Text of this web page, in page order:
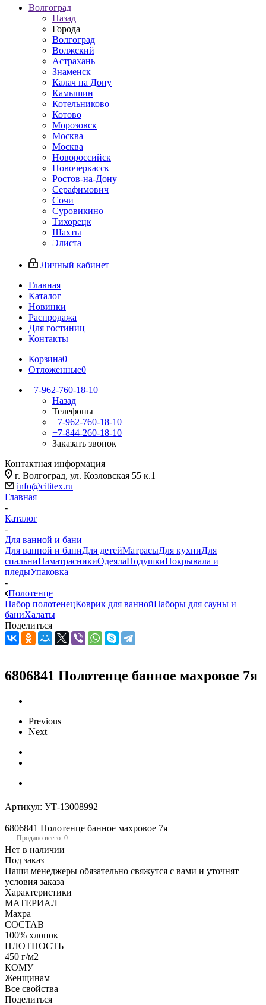
Волгоград
Назад
Города
Волгоград
Волжский
Астрахань
Знаменск
Калач на Дону
Камышин
Котельниково
Котово
Морозовск
Москва
Москва
Новороссийск
Новочеркасск
Ростов-на-Дону
Серафимович
Сочи
Суровикино
Тихорецк
Шахты
Элиста
Личный кабинет
Главная
Каталог
Новинки
Распродажа
Для гостиниц
Контакты
Корзина0
Отложенные0
+7-962-760-18-10
Назад
Телефоны
+7-962-760-18-10
+7-844-260-18-10
Заказать звонок
Контактная информация
г. Волгоград, ул. Козловская 55 к.1
info@cititex.ru
Главная
-
Каталог
-
Для ванной и бани
Для ванной и баниДля детейМатрасыДля кухниДля
спальниНаматрасникиОдеялаПодушкиПокрывала и
пледыУпаковка
-
Полотенце
Набор полотенецКоврик для ваннойНаборы для сауны и
баниХалаты
Поделиться
6806841 Полотенце банное махровое 7я
Previous
Next
Артикул: УТ-13008992
6806841 Полотенце банное махровое 7я
Продано всего: 0
Нет в наличии
Под заказ
Наши менеджеры обязательно свяжутся с вами и уточнят
условия заказа
Характеристики
МАТЕРИАЛ
Махра
СОСТАВ
100% хлопок
ПЛОТНОСТЬ
450 г/м2
КОМУ
Женщинам
Все свойства
Поделиться